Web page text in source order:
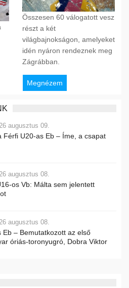
Összesen 60 válogatott vesz
részt a két
világbajnokságon, amelyeket
idén nyáron rendeznek meg
Zágrábban.
Megnézem
augusztus 09.
Férfi U20-as Eb – Íme, a csapat
augusztus 08.
os Vb: Málta sem jelentett
augusztus 08.
Eb – Bemutatkozott az első
óriás-toronyugró, Dobra Viktor